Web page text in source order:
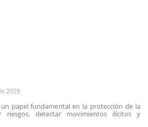
2026
papel fundamental en la protección de la
riesgos, detectar movimientos ilícitos y